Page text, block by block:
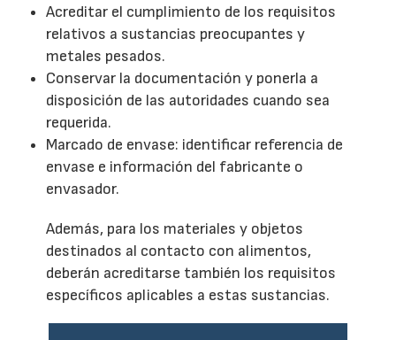
Acreditar el cumplimiento de los requisitos
relativos a sustancias preocupantes y
metales pesados.
Conservar la documentación y ponerla a
disposición de las autoridades cuando sea
requerida.
Marcado de envase: identificar referencia de
envase e información del fabricante o
envasador.
Además, para los materiales y objetos
destinados al contacto con alimentos,
deberán acreditarse también los requisitos
específicos aplicables a estas sustancias.